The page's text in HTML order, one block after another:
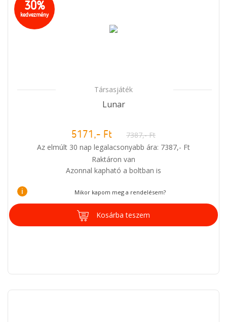
30%
kedvezmény
Társasjáték
Lunar
5171,- Ft
7387,- Ft
Az elmúlt 30 nap legalacsonyabb ára: 7387,- Ft
Raktáron van
Azonnal kapható a boltban is
i Mikor kapom meg a rendelésem?
Kosárba teszem